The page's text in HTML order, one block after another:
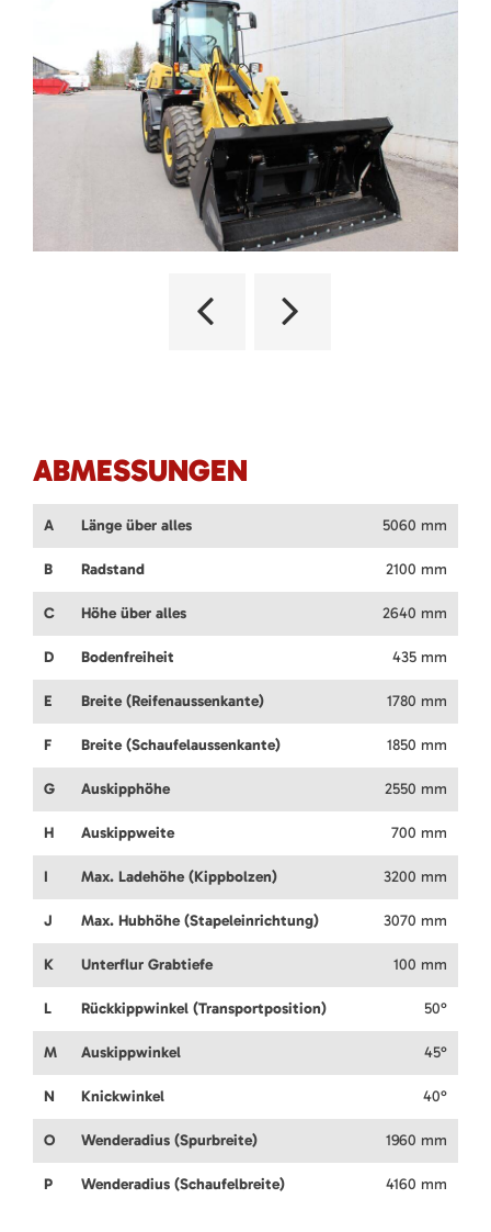
ABMESSUNGEN
A Länge über alles 5060 mm
B Radstand 2100 mm
C Höhe über alles 2640 mm
D Bodenfreiheit 435 mm
E Breite (Reifenaussenkante) 1780 mm
F Breite (Schaufelaussenkante) 1850 mm
G Auskipphöhe 2550 mm
H Auskippweite 700 mm
I Max. Ladehöhe (Kippbolzen) 3200 mm
J Max. Hubhöhe (Stapeleinrichtung) 3070 mm
K Unterflur Grabtiefe 100 mm
L Rückkippwinkel (Transportposition) 50°
M Auskippwinkel 45°
N Knickwinkel 40°
O Wenderadius (Spurbreite) 1960 mm
P Wenderadius (Schaufelbreite) 4160 mm